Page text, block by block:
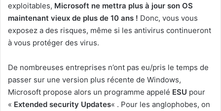
exploitables, Microsoft ne mettra plus à jour son OS
maintenant vieux de plus de 10 ans ! Donc, vous vous
exposez a des risques, même si les antivirus continueront
à vous protéger des virus.
De nombreuses entreprises n’ont pas eu/pris le temps de
passer sur une version plus récente de Windows,
Microsoft propose alors un programme appelé ESU pour
« Extended security Updates« . Pour les anglophobes, on